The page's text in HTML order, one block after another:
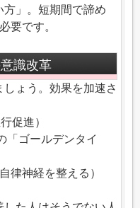
」。短期間で諦め
要です。
識改革
しょう。効果を加速さ
促進）
「ゴールデンタイ
律神経を整える）